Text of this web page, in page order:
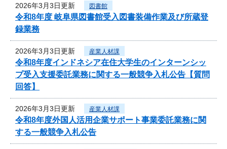
2026年3月3日更新 図書館
令和8年度 岐阜県図書館受入図書装備作業及び所蔵登
録業務
2026年3月3日更新 産業人材課
令和8年度インドネシア在住大学生のインターンシッ
プ受入支援委託業務に関する一般競争入札公告【質問
回答】
2026年3月3日更新 産業人材課
令和8年度外国人活用企業サポート事業委託業務に関
する一般競争入札公告